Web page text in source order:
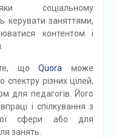
соціальному
керувати заняттями,
контентом і
те, щоQuora може
різних цілей,
для педагогів. Його
і спілкування з
сфери або для
занять.